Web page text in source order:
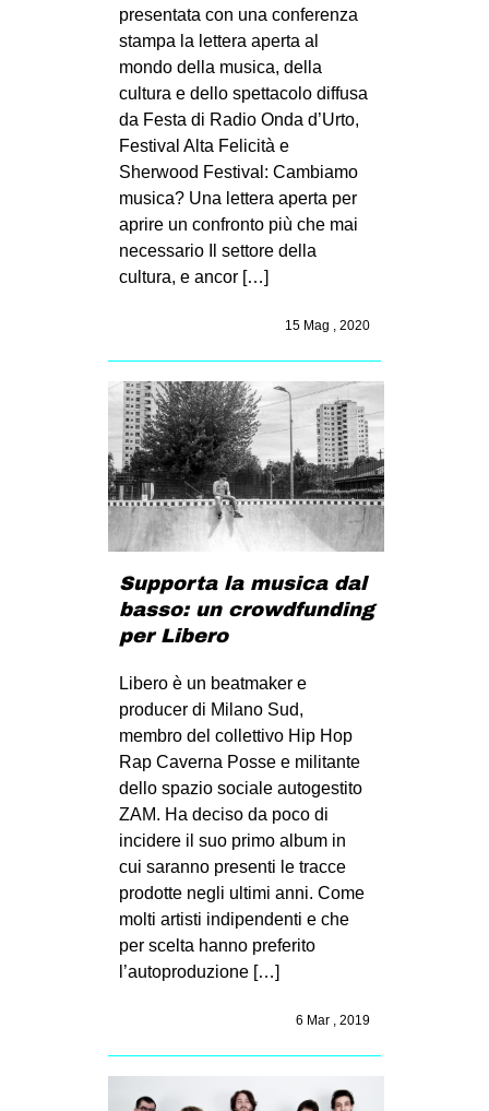
presentata con una conferenza
stampa la lettera aperta al
mondo della musica, della
cultura e dello spettacolo diffusa
da Festa di Radio Onda d’Urto,
Festival Alta Felicità e
Sherwood Festival: Cambiamo
musica? Una lettera aperta per
aprire un confronto più che mai
necessario Il settore della
cultura, e ancor […]
15 Mag , 2020
Supporta la musica dal
basso: un crowdfunding
per Libero
Libero è un beatmaker e
producer di Milano Sud,
membro del collettivo Hip Hop
Rap Caverna Posse e militante
dello spazio sociale autogestito
ZAM. Ha deciso da poco di
incidere il suo primo album in
cui saranno presenti le tracce
prodotte negli ultimi anni. Come
molti artisti indipendenti e che
per scelta hanno preferito
l’autoproduzione […]
6 Mar , 2019